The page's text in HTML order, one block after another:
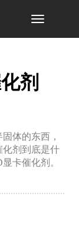
Toggle
剂
体的东西，
剂到底是什
卡催化剂。